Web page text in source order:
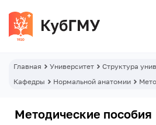
Главная Университет
Структура
Кафедры
Нормальной анатомии
Методические пособия